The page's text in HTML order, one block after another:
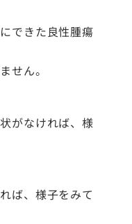
できた良性腫瘍
せん。
がなければ、様
ば、様子をみて